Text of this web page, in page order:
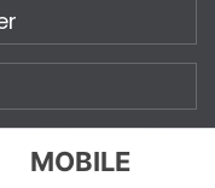
MOBILE